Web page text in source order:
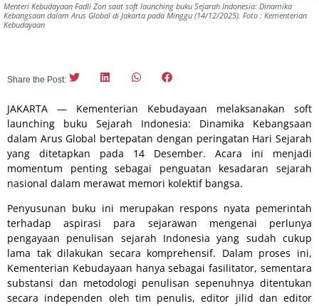
Menteri Kebudayaan Fadli Zon saat soft launching buku Sejarah Indonesia: Dinamika
Kebangsaan dalam Arus Global di Jakarta pada Minggu (14/12/2025). Foto : Kementerian
Kebudayaan
Share the Post:
JAKARTA — Kementerian Kebudayaan melaksanakan soft
launching buku Sejarah Indonesia: Dinamika Kebangsaan
dalam Arus Global bertepatan dengan peringatan Hari Sejarah
yang ditetapkan pada 14 Desember. Acara ini menjadi
momentum penting sebagai penguatan kesadaran sejarah
nasional dalam merawat memori kolektif bangsa.
Penyusunan buku ini merupakan respons nyata pemerintah
terhadap aspirasi para sejarawan mengenai perlunya
pengayaan penulisan sejarah Indonesia yang sudah cukup
lama tak dilakukan secara komprehensif. Dalam proses ini,
Kementerian Kebudayaan hanya sebagai fasilitator, sementara
substansi dan metodologi penulisan sepenuhnya ditentukan
secara independen oleh tim penulis, editor jilid dan editor